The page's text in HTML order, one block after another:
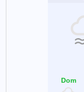
Dom